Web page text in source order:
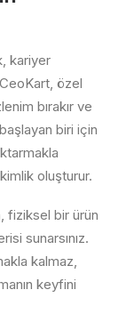
kariyer
CeoKart, özel
bırakır ve
biri için
oluşturur.
fiziksel bir ürün
sunarsınız.
kalmaz,
keyfini